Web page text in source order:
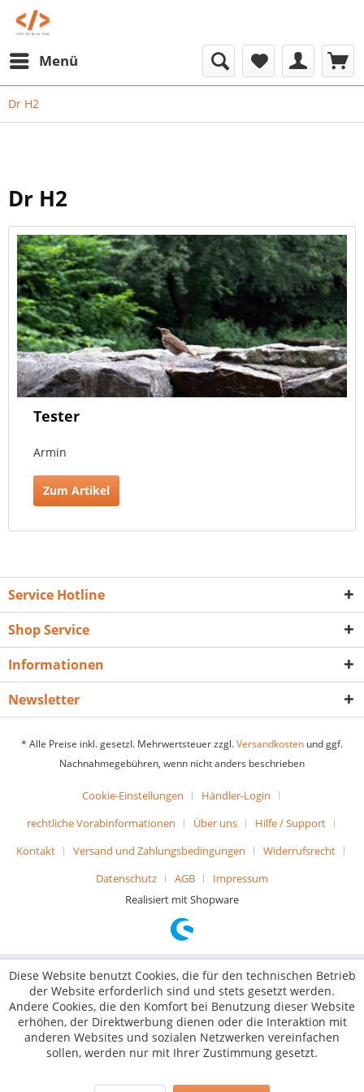
Menü
Dr H2
Dr H2
Tester
Armin
Zum Artikel
Service Hotline
Shop Service
Informationen
Newsletter
* Alle Preise inkl. gesetzl. Mehrwertsteuer zzgl.Versandkosten und ggf.
Nachnahmegebühren, wenn nicht anders beschrieben
Cookie-Einstellungen
Händler-Login
rechtliche Vorabinformationen
Über uns
Hilfe / Support
Kontakt
Versand und Zahlungsbedingungen
Widerrufsrecht
Datenschutz
AGB
Impressum
Realisiert mit Shopware
Diese Website benutzt Cookies, die für den technischen Betrieb
der Website erforderlich sind und stets gesetzt werden.
Andere Cookies, die den Komfort bei Benutzung dieser Website
erhöhen, der Direktwerbung dienen oder die Interaktion mit
anderen Websites und sozialen Netzwerken vereinfachen
sollen, werden nur mit Ihrer Zustimmung gesetzt.